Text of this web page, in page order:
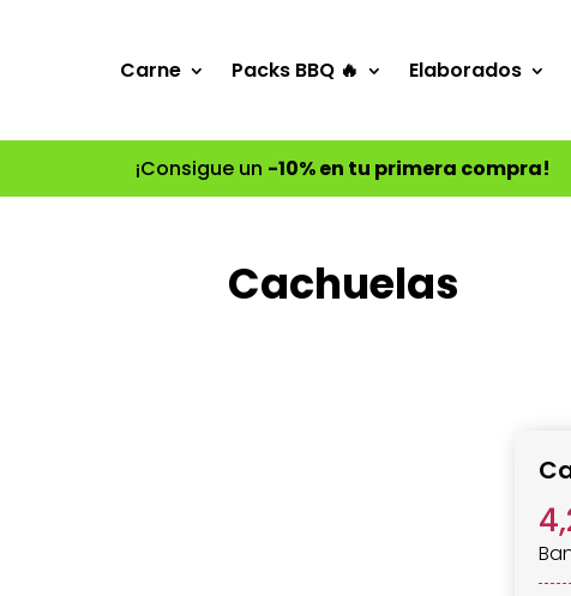
Carne Packs BBQ 🔥 Elaborados
¡Consigue un -10% en tu primera compra!
Cachuelas